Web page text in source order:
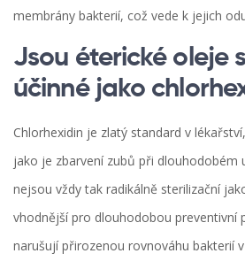
membrány bakterií, což vede k jejich
Jsou éterické oleje
účinné jako
Chlorhexidin je zlatý standard v
jako je zbarvení zubů při dlouhodobém
nejsou vždy tak radikálně sterilizační
vhodnější pro dlouhodobou preventivní
narušují přirozenou rovnováhu bakterií